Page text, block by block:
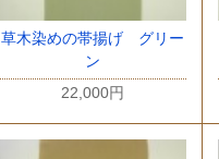
草木染めの帯揚げ グリー
ン
22,000円